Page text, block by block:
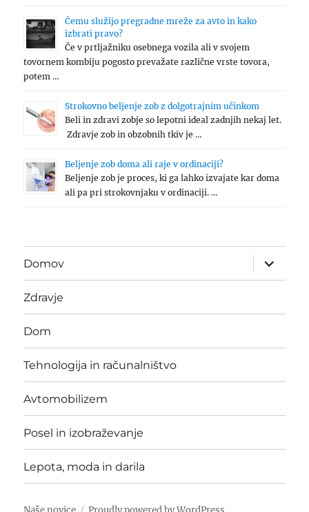
Čemu služijo pregradne mreže za avto in kako
izbrati pravo?
Če v prtljažniku osebnega vozila ali v svojem
tovornem kombiju pogosto prevažate različne vrste tovora,
potem …
Strokovno beljenje zob z dolgotrajnim učinkom
Beli in zdravi zobje so lepotni ideal zadnjih nekaj let.
Zdravje zob in obzobnih tkiv je …
Beljenje zob doma ali raje v ordinaciji?
Beljenje zob je proces, ki ga lahko izvajate kar doma
ali pa pri strokovnjaku v ordinaciji. …
Domov
expand
child
menu
Zdravje
Dom
Tehnologija in računalništvo
Avtomobilizem
Posel in izobraževanje
Lepota, moda in darila